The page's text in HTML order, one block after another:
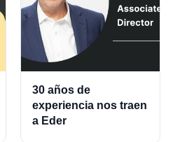
30 años de
experiencia nos traen
a Eder